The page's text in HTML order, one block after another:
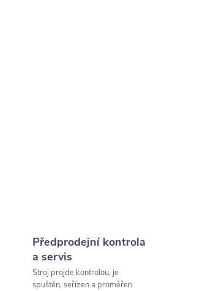
Předprodejní kontrola
a servis
Stroj projde kontrolou, je
spuštěn, seřízen a proměřen.